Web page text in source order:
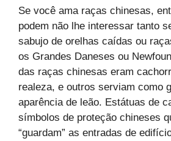
Se você ama raças chinesas,
podem não lhe interessar tanto
sabujo de orelhas caídas ou
os Grandes Daneses ou
das raças chinesas eram
realeza, e outros serviam como
aparência de leão. Estátuas de
símbolos de proteção chineses
“guardam” as entradas de